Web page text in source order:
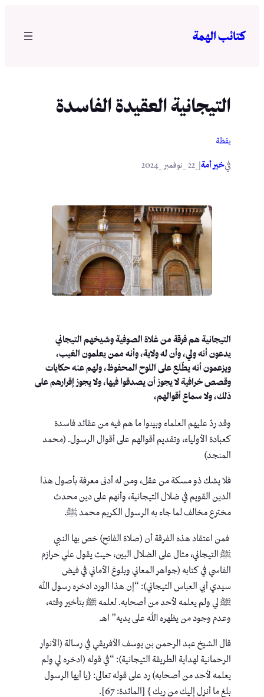
المحتوى
كتائب الهمة
التيجانية العقيدة الفاسدة
يقظة
فيخير أمة
التيجانية هم فرقة من غلاة الصوفية وشيخهم التيجاني
يدعون أنه ولي، وأن له ولاية، وأنه ممن يعلمون الغيب،
ويزعمون أنه يطّلع على اللوح المحفوظ، ولهم عنه حكايات
وقصص خرافية لا يجوز أن يصدقوا فيها، ولا يجوز إقرارهم على
ذلك، ولا سماع أقوالهم،
وقد ردّ عليهم العلماء وبينوا ما هم فيه من عقائد فاسدة
كعبادة الأولياء، وتقديم أقوالهم على أقوال الرسول. (محمد
المنجد)
فلا يشك ذو مسكة من عقل، ومن له أدنى معرفة بأصول هذا
الدين القويم في ضلال التيجانية، وأنهم على دين محدث
مخترع مخالف لما جاء به الرسول الكريم محمد ﷺ.
فمن اعتقاد هذه الفرقة أن (صلاة الفاتح) خص بها النبي
ﷺ التيجاني، مثال على الضلال البين، حيث يقول علي حرازم
الفاسي في كتابه (جواهر المعاني وبلوغ الأماني في فيض
سيدي أبي العباس التيجاني): “إن هذا الورد ادخره رسول الله
ﷺ لي ولم يعلمه لأحد من أصحابه. لعلمه ﷺ بتأخير وقته،
وعدم وجود من يظهره الله على يديه” اهـ.
قال الشيخ عبد الرحمن بن يوسف الأفريقي في رسالة (الأنوار
الرحمانية لهداية الطريقة التيجانية): “في قوله (ادخره لي ولم
يعلمه لأحد من أصحابه) رد على قوله تعالى: {يا أيها الرسول
بلغ ما أنزل إليك من ربك } [المائدة: 67].